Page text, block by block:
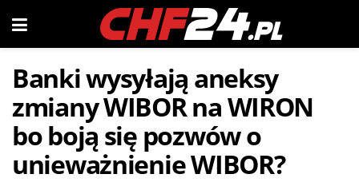
Banki wysyłają aneksy
zmiany WIBOR na WIRON
bo boją się pozwów o
unieważnienie WIBOR?